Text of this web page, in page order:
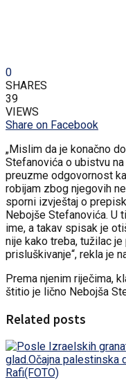
0
SHARES
39
VIEWS
Share on Facebook
„Mislim da je konačno
Stefanovića o ubistvu
preuzme odgovornost
robijam zbog njegovih
sporni izvještaj o
Nebojše Stefanovića. U
ime, a takav spisak je
nije kako treba, tužilac
prisluškivanje“, rekla je
Prema njenim riječima,
štitio je lično Nebojša
Related posts